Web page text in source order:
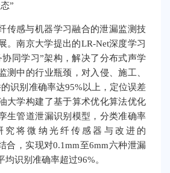
”
传感与机器学习融合的泄漏监测技
。南京大学提出的LR-Net深度学习
协同学习”架构，解决了分布式声学
测中的行业瓶颈，对入侵、施工、
识别准确率达95%以上，定位误差
大学构建了基于算术优化算法优化
生管道泄漏识别模型，分类准确率
究将微纳光纤传感器与改进的
合，实现对0.1mm至6mm六种泄漏
识别准确率超过96%。